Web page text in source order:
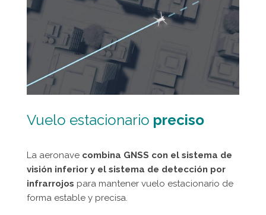
Vuelo estacionario preciso
La aeronave combina GNSS con el sistema de
visión inferior y el sistema de detección por
infrarrojos para mantener vuelo estacionario de
forma estable y precisa.